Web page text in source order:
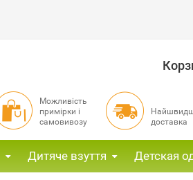
Можливість
примірки і
самовивозу
доставка
Дитяче взуття Детская